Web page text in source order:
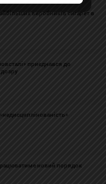
виробників сигарет в
приєднався до
новий порядок